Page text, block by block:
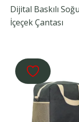
Dijital Baskılı
İçeçek Çantası